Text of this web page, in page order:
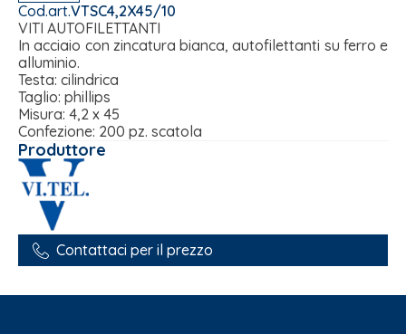
Cod.art.VTSC4,2X45/10
VITI AUTOFILETTANTI
In acciaio con zincatura bianca, autofilettanti su ferro e
alluminio.
Testa: cilindrica
Taglio: phillips
Misura: 4,2 x 45
Confezione: 200 pz. scatola
Produttore
Contattaci per il prezzo